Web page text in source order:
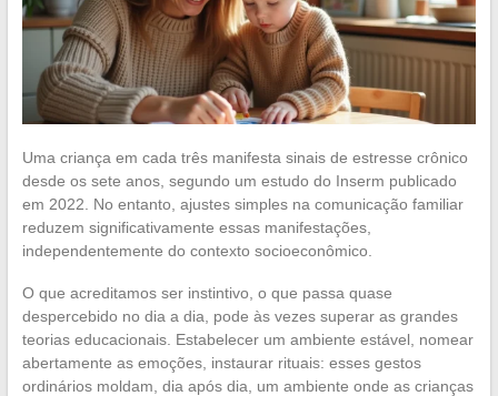
Uma criança em cada três manifesta sinais de estresse crônico
desde os sete anos, segundo um estudo do Inserm publicado
em 2022. No entanto, ajustes simples na comunicação familiar
reduzem significativamente essas manifestações,
independentemente do contexto socioeconômico.
O que acreditamos ser instintivo, o que passa quase
despercebido no dia a dia, pode às vezes superar as grandes
teorias educacionais. Estabelecer um ambiente estável, nomear
abertamente as emoções, instaurar rituais: esses gestos
ordinários moldam, dia após dia, um ambiente onde as crianças